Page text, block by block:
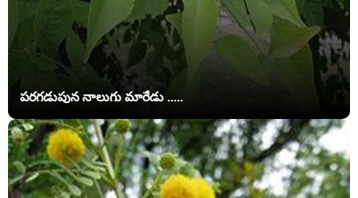
పరగడుపున నాలుగు మారేడు .....